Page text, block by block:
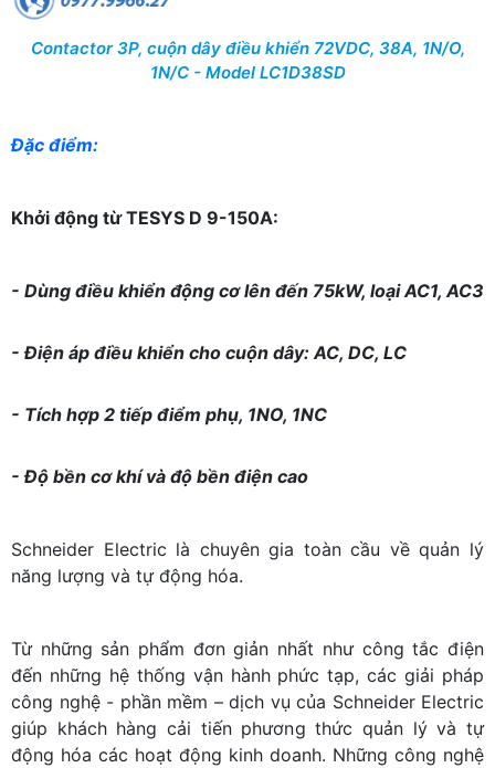
Contactor 3P, cuộn dây điều khiển 72VDC, 38A, 1N/O,
1N/C - Model LC1D38SD
Đặc điểm:
Khởi động từ TESYS D 9-150A:
- Dùng điều khiển động cơ lên đến 75kW, loại AC1, AC3
- Điện áp điều khiển cho cuộn dây: AC, DC, LC
- Tích hợp 2 tiếp điểm phụ, 1NO, 1NC
- Độ bền cơ khí và độ bền điện cao
Schneider Electric là chuyên gia toàn cầu về quản lý
năng lượng và tự động hóa.
Từ những sản phẩm đơn giản nhất như công tắc điện
đến những hệ thống vận hành phức tạp, các giải pháp
công nghệ - phần mềm – dịch vụ của Schneider Electric
giúp khách hàng cải tiến phương thức quản lý và tự
động hóa các hoạt động kinh doanh. Những công nghệ